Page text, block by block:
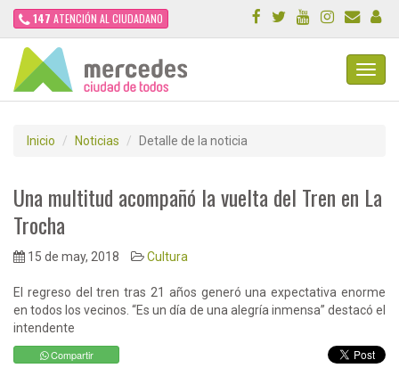
147 ATENCIÓN AL CIUDADANO
Inicio Noticias Detalle de la noticia
Una multitud acompañó la vuelta del Tren en La
Trocha
15 de may, 2018 Cultura
El regreso del tren tras 21 años generó una expectativa enorme
en todos los vecinos. “Es un día de una alegría inmensa” destacó el
intendente
Compartir